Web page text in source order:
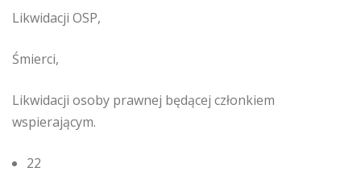
Likwidacji OSP,
Śmierci,
Likwidacji osoby prawnej będącej członkiem
wspierającym.
22